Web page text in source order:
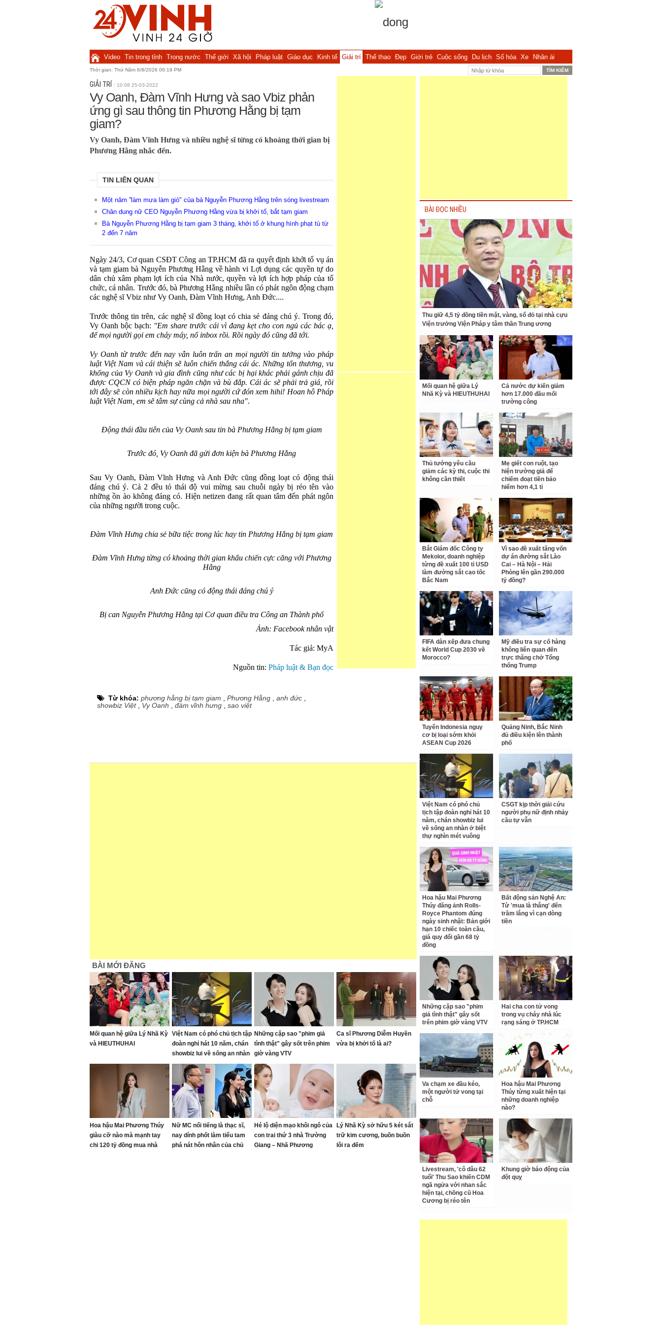
Video Tin trong tỉnh Trong nước Thế giới Xã hội Pháp luật Giáo dục Kinh tế Giải trí Thể thao Đẹp Giới trẻ Cuộc sống Du lịch Số hóa Xe Nhân ái
Thời gian: Thứ Năm 6/8/2026 06:19 PM
GIẢI TRÍ 10:08 25-03-2022
Vy Oanh, Đàm Vĩnh Hưng và sao Vbiz phản
ứng gì sau thông tin Phương Hằng bị tạm
giam?
Vy Oanh, Đàm Vĩnh Hưng và nhiều nghệ sĩ từng có khoảng thời gian bị
Phương Hằng nhắc đến.
TIN LIÊN QUAN
Một năm ''làm mưa làm gió" của bà Nguyễn Phương Hằng trên sóng livestream
Chân dung nữ CEO Nguyễn Phương Hằng vừa bị khởi tố, bắt tạm giam
Bà Nguyễn Phương Hằng bị tạm giam 3 tháng, khởi tố ở khung hình phạt tù từ
2 đến 7 năm
Ngày 24/3, Cơ quan CSĐT Công an TP.HCM đã ra quyết định khởi tố vụ án
và tạm giam bà Nguyễn Phương Hằng về hành vi Lợi dụng các quyền tự do
dân chủ xâm phạm lợi ích của Nhà nước, quyền và lợi ích hợp pháp của tổ
chức, cá nhân. Trước đó, bà Phương Hằng nhiều lần có phát ngôn động chạm
các nghệ sĩ Vbiz như Vy Oanh, Đàm Vĩnh Hưng, Anh Đức....
Trước thông tin trên, các nghệ sĩ đồng loạt có chia sẻ đáng chú ý. Trong đó,
Vy Oanh bộc bạch: "Em share trước cái vì đang kẹt cho con ngủ các bác ạ,
để mọi người gọi em cháy máy, nổ inbox rồi. Rồi ngày đó cũng đã tới.
Vy Oanh từ trước đến nay vẫn luôn trấn an mọi người tin tưởng vào pháp
luật Việt Nam và cái thiện sẽ luôn chiến thắng cái ác. Những tổn thương, vu
khống của Vy Oanh và gia đình cũng như các bị hại khác phải gánh chịu đã
được CQCN có biện pháp ngăn chặn và bù đắp. Cái ác sẽ phải trả giá, rồi
tới đây sẽ còn nhiều kịch hay nữa mọi người cứ đón xem hihi! Hoan hô Pháp
luật Việt Nam, em sẽ tâm sự cùng cả nhà sau nha".
Động thái đầu tiên của Vy Oanh sau tin bà Phương Hằng bị tạm giam
Trước đó, Vy Oanh đã gửi đơn kiện bà Phương Hằng
Sau Vy Oanh, Đàm Vĩnh Hưng và Anh Đức cũng đồng loạt có động thái
đáng chú ý. Cả 2 đều tỏ thái độ vui mừng sau chuỗi ngày bị réo tên vào
những ồn ào không đáng có. Hiện netizen đang rất quan tâm đến phát ngôn
của những người trong cuộc.
Đàm Vĩnh Hưng chia sẻ bữa tiệc trong lúc hay tin Phương Hằng bị tạm giam
Đàm Vĩnh Hưng từng có khoảng thời gian khẩu chiến cực căng với Phương
Hằng
Anh Đức cũng có động thái đáng chú ý
Bị can Nguyễn Phương Hằng tại Cơ quan điều tra Công an Thành phố
Ảnh: Facebook nhân vật
Tác giả: MyA
Nguồn tin: Pháp luật & Bạn đọc
Từ khóa: phương hằng bị tạm giam Phương Hằng anh đức
showbiz Việt, Vy Oanh đàm vĩnh hưng sao việt
BÀI MỚI ĐĂNG
Mối quan hệ giữa Lý Nhã Kỳ
và HIEUTHUHAI
Việt Nam có phó chủ tịch tập
đoàn nghỉ hát 10 năm, chán
showbiz lui về sống an nhàn
ở biệt thự nghìn mét vuông
Những cặp sao "phim giả
tình thật" gây sốt trên phim
giờ vàng VTV
Ca sĩ Phương Diễm Huyền
vừa bị khởi tố là ai?
Hoa hậu Mai Phương Thúy
giàu cỡ nào mà mạnh tay
chi 120 tỷ đồng mua nhà
Nữ MC nổi tiếng là thạc sĩ,
nay dính phốt làm tiểu tam
phá nát hôn nhân của chủ
Hé lộ diện mạo khôi ngô của
con trai thứ 3 nhà Trường
Giang – Nhã Phương
Lý Nhã Kỳ sở hữu 5 két sắt
trữ kim cương, buồn buồn
lôi ra đếm
BÀI ĐỌC NHIỀU
Thu giữ 4,5 tỷ đồng tiền mặt, vàng, sổ đỏ tại nhà cựu
Viện trưởng Viện Pháp y tâm thần Trung ương
Mối quan hệ giữa Lý
Nhã Kỳ và HIEUTHUHAI
Cả nước dự kiến giảm
hơn 17.000 đầu mối
trường công
Thủ tướng yêu cầu
giảm các kỳ thi, cuộc thi
không cần thiết
Mẹ giết con ruột, tạo
hiện trường giả để
chiếm đoạt tiền bảo
hiểm hơn 4,1 tỉ
Bắt Giám đốc Công ty
Mekolor, doanh nghiệp
từng đề xuất 100 tỉ USD
làm đường sắt cao tốc
Bắc Nam
Vì sao đề xuất tăng vốn
dự án đường sắt Lào
Cai – Hà Nội – Hải
Phòng lên gần 290.000
tỷ đồng?
FIFA dàn xếp đưa chung
kết World Cup 2030 về
Morocco?
Mỹ điều tra sự cố hàng
không liên quan đến
trực thăng chở Tổng
thống Trump
Tuyển Indonesia nguy
cơ bị loại sớm khỏi
ASEAN Cup 2026
Quảng Ninh, Bắc Ninh
đủ điều kiện lên thành
phố
Việt Nam có phó chủ
tịch tập đoàn nghỉ hát 10
năm, chán showbiz lui
về sống an nhàn ở biệt
thự nghìn mét vuông
CSGT kịp thời giải cứu
người phụ nữ định nhảy
cầu tự vẫn
Hoa hậu Mai Phương
Thúy đăng ảnh Rolls-
Royce Phantom đúng
ngày sinh nhật: Bản giới
hạn 10 chiếc toàn cầu,
giá quy đổi gần 68 tỷ
đồng
Bất động sản Nghệ An:
Từ 'mua là thắng' đến
trầm lắng vì cạn dòng
tiền
Những cặp sao "phim
giả tình thật" gây sốt
trên phim giờ vàng VTV
Hai cha con tử vong
trong vụ cháy nhà lúc
rạng sáng ở TP.HCM
Va chạm xe đầu kéo,
một người tử vong tại
chỗ
Hoa hậu Mai Phương
Thúy từng xuất hiện tại
những doanh nghiệp
nào?
Livestream, 'cô dâu 62
tuổi' Thu Sao khiến CDM
ngã ngửa với nhan sắc
hiện tại, chồng cũ Hoa
Cương bị réo tên
Khung giờ báo động của
đột quỵ